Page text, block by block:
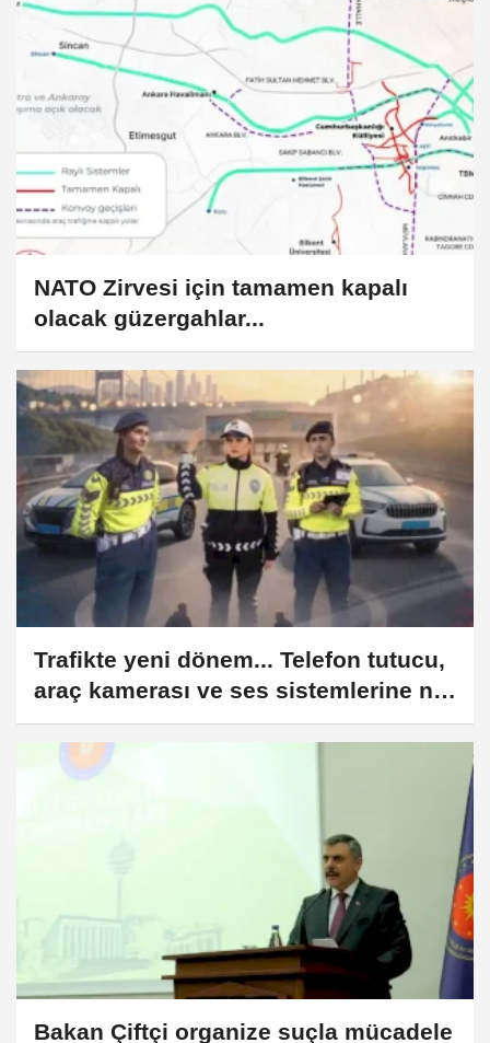
NATO Zirvesi için tamamen kapalı
olacak güzergahlar...
Trafikte yeni dönem... Telefon tutucu,
araç kamerası ve ses sistemlerine net
kurallar
Bakan Çiftçi organize suçla mücadele